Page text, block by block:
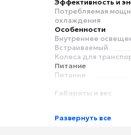
Эффективность и
Потребляемая
охлаждения
Особенности
Внутреннее
Встраиваемый
Колеса для
Питание
Питание
Габариты и вес
Развернуть все